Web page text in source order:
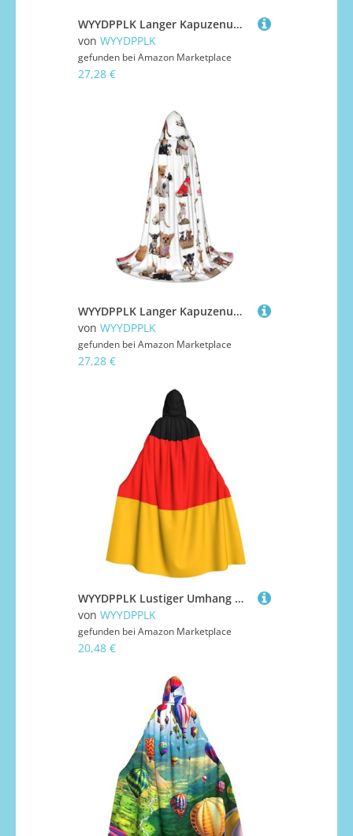
WYYDPPLK Langer Kapuzenumhang für Teenager, niedlicher Punkt-Druck, Cosplay, Rollenparty, Halloween-Kostüme
von WYYDPPLK
gefunden bei Amazon Marketplace
27,28 €
WYYDPPLK Langer Kapuzenumhang für Teenager, niedliches Chihuahua-Mopsmuster, Druck, Cosplay, Rollenparty, Halloween-Kostüme
von WYYDPPLK
gefunden bei Amazon Marketplace
27,28 €
WYYDPPLK Lustiger Umhang mit Deutschland-Flagge, Kapuzenumhang für Erwachsene, Unisex, Halloween, Weihnachten, Cosplay
von WYYDPPLK
gefunden bei Amazon Marketplace
20,48 €